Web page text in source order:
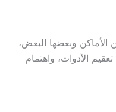
وبعضها البعض،
الأدوات، واهتمام